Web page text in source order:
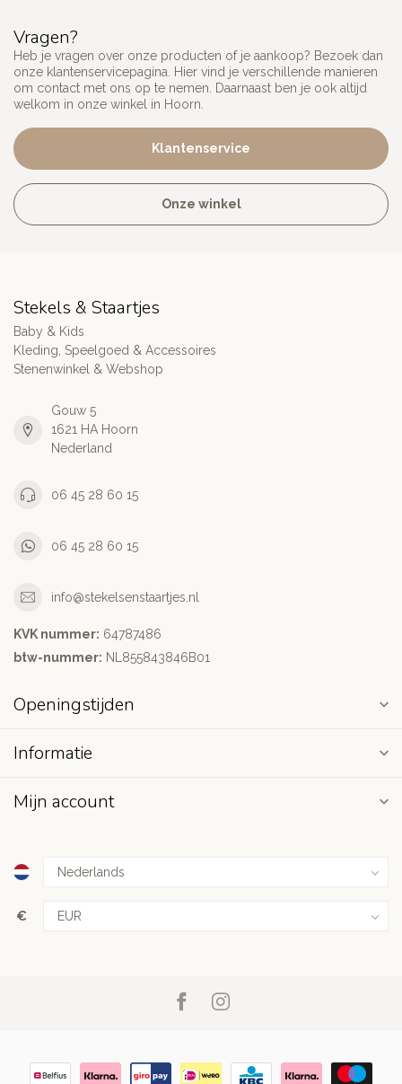
Vragen?
Heb je vragen over onze producten of je aankoop? Bezoek dan
onze klantenservicepagina. Hier vind je verschillende manieren
om contact met ons op te nemen. Daarnaast ben je ook altijd
welkom in onze winkel in Hoorn.
Klantenservice
Onze winkel
Stekels & Staartjes
Baby & Kids
Kleding, Speelgoed & Accessoires
Stenenwinkel & Webshop
Gouw 5
1621 HA Hoorn
Nederland
06 45 28 60 15
06 45 28 60 15
info@stekelsenstaartjes.nl
KVK nummer: 64787486
btw-nummer: NL855843846B01
Openingstijden
Informatie
Mijn account
€